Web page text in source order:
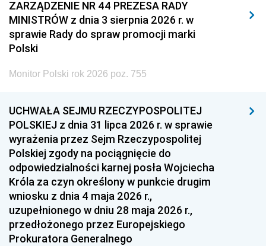
2011 2010 2009
2008 2007 2006
2005
1996 1995 1994
1993 1992 1991
1990 1989
1987 1986 1985
1984 1983
1981 1980 1979
1978 1977
ZARZĄDZENIE NR 44 PREZESA RADY
MINISTRÓW z dnia 3 sierpnia 2026 r. w
sprawie Rady do spraw promocji marki
Polski
Monitor Polski rok 2026 poz. 755
UCHWAŁA SEJMU RZECZYPOSPOLITEJ
POLSKIEJ z dnia 31 lipca 2026 r. w sprawie
wyrażenia przez Sejm Rzeczypospolitej
Polskiej zgody na pociągnięcie do
odpowiedzialności karnej posła Wojciecha
Króla za czyn określony w punkcie drugim
wniosku z dnia 4 maja 2026 r.,
uzupełnionego w dniu 28 maja 2026 r.,
przedłożonego przez Europejskiego
Prokuratora Generalnego